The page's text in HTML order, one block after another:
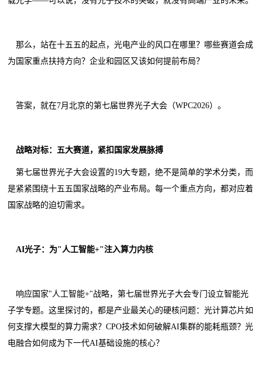
那么，站在十五五的起点，光电产业的风口在哪里？哪些赛道会成
为国家重点扶持方向？企业和园区又该如何提前布局？
答案，就在7月北京的第七届世界光子大会（WPC2026）。
战略对标：五大赛道，紧扣国家发展脉搏
第七届世界光子大会设置的19大专题，绝不是简单的学术分类，而
是紧紧围绕十五五国家战略的产业布局。每一个重点方向，都对应着
国家战略的迫切需求。
AI光子：为"人工智能+"注入算力内核
响应国家"人工智能+"战略，第七届世界光子大会专门设立智能光
子学专题。这里探讨的，都是产业最关心的硬核问题：光计算芯片如
何支撑大模型的算力需求？CPO技术如何破解AI集群的能耗瓶颈？光
电融合如何成为下一代AI基础设施的核心？